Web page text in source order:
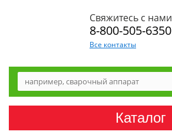
Свяжитесь с нами
8-800-505-6350
Все контакты
Каталог